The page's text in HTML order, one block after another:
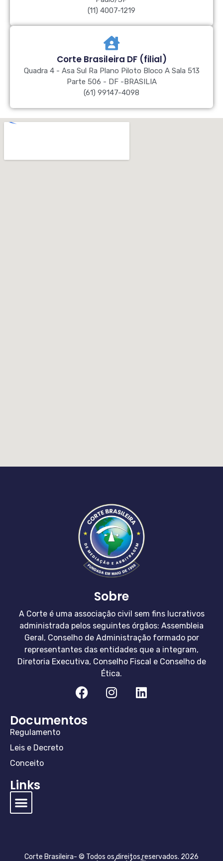
(11) 4007-1219
Corte Brasileira DF (filial)
Quadra 4 - Asa Sul Ra Plano Piloto Bloco A Sala 513
Parte 506 - DF -BRASILIA
(61) 99147-4098
Sobre
A Corte é uma associação civil sem fins lucrativos
administrada pelos seguintes órgãos: Assembleia
Geral, Conselho de Administração formado por
representantes das entidades que a integram,
Diretoria Executiva, Conselho Fiscal e Conselho de
Ética.
Documentos
Regulamento
Leis e Decreto
Conceito
Links
Corte Brasileira- © Todos os direitos reservados. 2026